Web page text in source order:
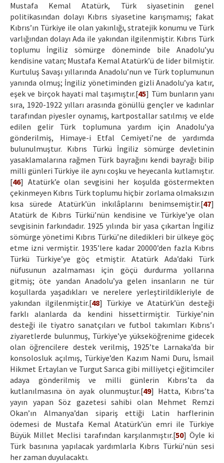
Mustafa Kemal Atatürk, Türk siyasetinin genel
politikasından dolayı Kıbrıs siyasetine karışmamış; fakat
Kıbrıs’ın Türkiye ile olan yakınlığı, stratejik konumu ve Türk
varlığından dolayı Ada ile yakından ilgilenmiştir. Kıbrıs Türk
toplumu İngiliz sömürge döneminde bile Anadolu’yu
kendisine vatan; Mustafa Kemal Atatürk’ü de lider bilmiştir.
Kurtuluş Savaşı yıllarında Anadolu’nun ve Türk toplumunun
yanında olmuş; İngiliz yönetiminden gizli Anadolu’ya katır,
eşek ve birçok hayati mal taşımıştır.[45] Tüm bunların yanı
sıra, 1920-1922 yılları arasında gönüllü gençler ve kadınlar
tarafından piyesler oynamış, kartpostallar satılmış ve elde
edilen gelir Türk toplumuna yardım için Anadolu’ya
gönderilmiş, Himaye-i Etfal Cemiyeti’ne de yardımda
bulunulmuştur. Kıbrıs Türkü İngiliz sömürge devletinin
yasaklamalarına rağmen Türk bayrağını kendi bayrağı bilip
milli günleri Türkiye ile aynı coşku ve heyecanla kutlamıştır.
[46] Atatürk’e olan sevgisini her koşulda göstermekten
çekinmeyen Kıbrıs Türk toplumu hiçbir zorlama olmaksızın
kısa sürede Atatürk’ün inkılâplarını benimsemiştir.[47]
Atatürk de Kıbrıs Türkü’nün kendisine ve Türkiye’ye olan
sevgisinin farkındadır. 1925 yılında bir yasa çıkartan İngiliz
sömürge yönetimi Kıbrıs Türkü’ne diledikleri bir ülkeye göç
etme izni vermiştir. 1935’lere kadar 20000’den fazla Kıbrıs
Türkü Türkiye’ye göç etmiştir. Atatürk Ada’daki Türk
nüfusunun azalmaması için göçü durdurma yollarına
gitmiş; öte yandan Anadolu’ya gelen insanların ne tür
koşullarda yaşadıkları ve nerelere yerleştirildikleriyle de
yakından ilgilenmiştir.[48] Türkiye ve Atatürk’ün desteği
farklı alanlarda da kendini hissettirmiştir. Türkiye’nin
desteği ile tiyatro sanatçıları ve futbol takımları Kıbrıs’ı
ziyaretlerde bulunmuş, Türkiye’ye yükseköğrenime gidecek
olan öğrencilere destek verilmiş, 1925’te Larnaka’da bir
konsolosluk açılmış, Türkiye’den Kazım Nami Duru, İsmail
Hikmet Ertaylan ve Turgut Sarıca gibi milliyetçi eğitimciler
adaya gönderilmiş ve milli günlerin Kıbrıs’ta da
kutlanılmasına ön ayak olunmuştur.[49] Hatta, Kıbrıs’ta
yayın yapan Söz gazetesi sahibi olan Mehmet Remzi
Okan’ın Almanya’dan sipariş ettiği Latin harflerinin
ödemesi de Mustafa Kemal Atatürk’ün emri ile Türkiye
Büyük Millet Meclisi tarafından karşılanmıştır.[50] Öyle ki
Türk basınına yapılacak yardımlarla Kıbrıs Türkü’nün sesi
her zaman duyulacaktı.